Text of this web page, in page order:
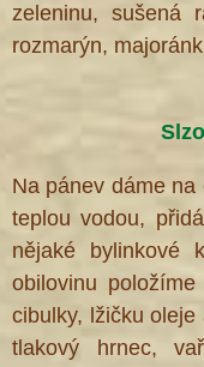
zeleninu, sušená
rozmarýn,
Na pánev dáme
teplou vodou,
nějaké bylinkové
obilovinu
cibulky, lžičku
tlakový hrnec,